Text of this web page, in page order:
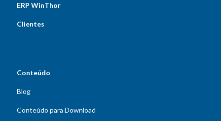
ERP WinThor
Clientes
Conteúdo
Blog
Conteúdo para Download